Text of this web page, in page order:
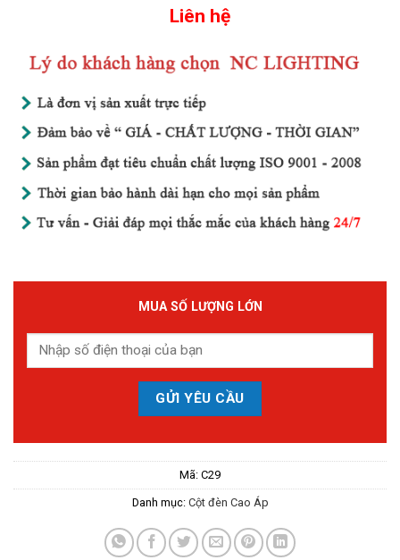
Liên hệ
MUA SỐ LƯỢNG LỚN
Mã: C29
Danh mục: Cột đèn Cao Áp